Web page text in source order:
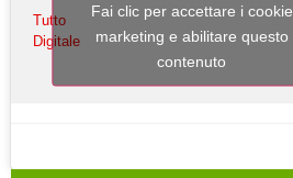
Tutto
Digitale
Fai clic per accettare i cookie
marketing e abilitare questo
contenuto